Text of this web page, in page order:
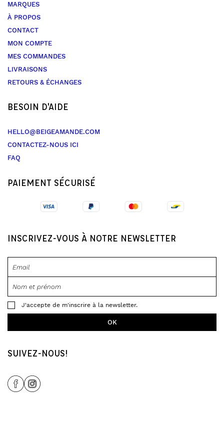
MARQUES
À PROPOS
CONTACT
MON COMPTE
MES COMMANDES
LIVRAISONS
RETOURS & ÉCHANGES
BESOIN D'AIDE
HELLO@BEIGEAMANDE.COM
CONTACTEZ-NOUS ICI
FAQ
PAIEMENT SÉCURISÉ
INSCRIVEZ-VOUS À NOTRE NEWSLETTER
J'accepte de m'inscrire à la newsletter.
SUIVEZ-NOUS!
Share Icon
Share Icon